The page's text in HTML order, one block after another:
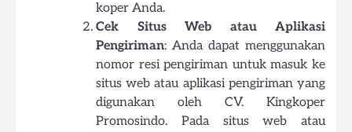
koper Anda.
Cek Situs Web atau Aplikasi
Pengiriman: Anda dapat menggunakan
nomor resi pengiriman untuk masuk ke
situs web atau aplikasi pengiriman yang
digunakan oleh CV. Kingkoper
Promosindo. Pada situs web atau